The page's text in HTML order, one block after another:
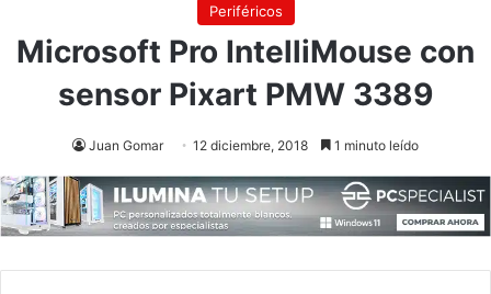
Periféricos
Microsoft Pro IntelliMouse con
sensor Pixart PMW 3389
Juan Gomar 12 diciembre, 2018 1 minuto leído